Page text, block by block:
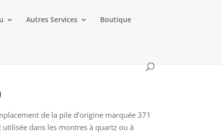
Autres Services Boutique
de la pile d’origine marquée 371
dans les montres à quartz ou à